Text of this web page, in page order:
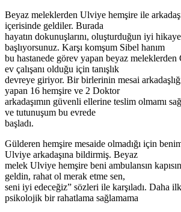
Beyaz meleklerden Ulviye hemşire ile
içerisinde geldiler. Burada
hayatın dokunuşlarını, oluşturduğun iyi
başlıyorsunuz. Karşı komşum Sibel hanım
bu hastanede görev yapan beyaz meleklerden
ev çalışanı olduğu için tanışlık
devreye giriyor. Bir birlerinin mesai
yapan 16 hemşire ve 2 Doktor
arkadaşımın güvenli ellerine teslim olmamı
ve tutunuşum bu evrede
başladı.
Gülderen hemşire mesaide olmadığı için
Ulviye arkadaşına bildirmiş. Beyaz
melek Ulviye hemşire beni ambulansın
geldin, rahat ol merak etme sen,
seni iyi edeceğiz” sözleri ile karşıladı. Daha
psikolojik bir rahatlama sağlamama